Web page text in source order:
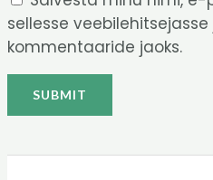
sellesse
kommentaaride jaoks.